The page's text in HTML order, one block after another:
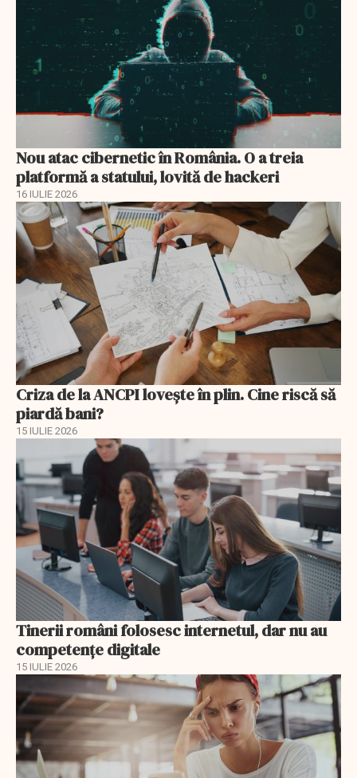
Nou atac cibernetic în România. O a treia
platformă a statului, lovită de hackeri
16 IULIE 2026
Criza de la ANCPI lovește în plin. Cine riscă să
piardă bani?
15 IULIE 2026
Tinerii români folosesc internetul, dar nu au
competențe digitale
15 IULIE 2026